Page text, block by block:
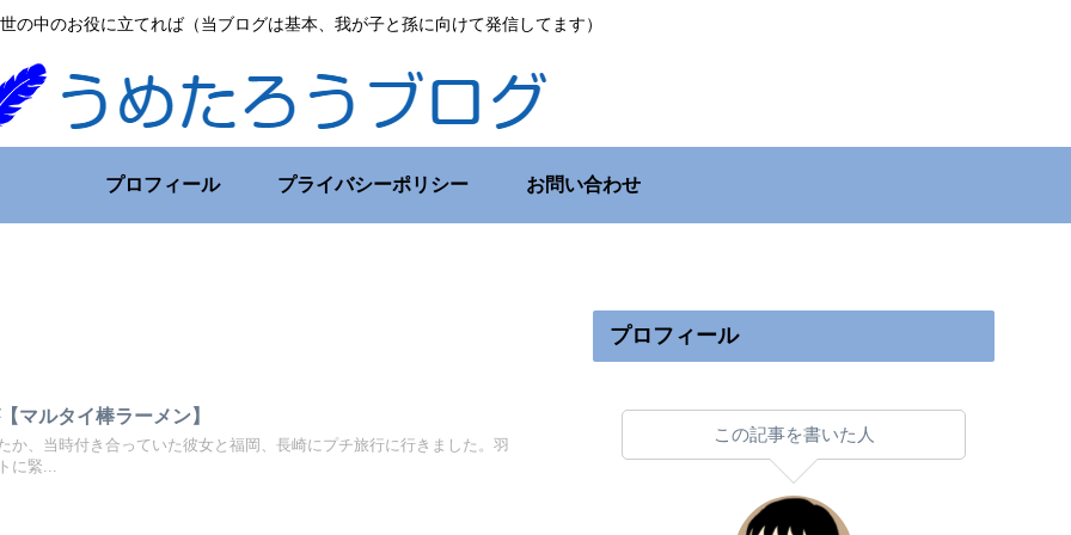
の中のお役に立てれば（当ブログは基本、我が子と孫に向けて発信してます）
プロフィール プライバシーポリシー お問い合わせ
マルタイ棒ラーメン】
か、当時付き合っていた彼女と福岡、長崎にプチ旅行に行きました。羽
に緊...
プロフィール
この記事を書いた人